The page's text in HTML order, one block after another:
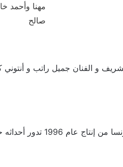
و الفنان جميل راتب و أنتوني
هو فيلم إنتاج مشترك بين